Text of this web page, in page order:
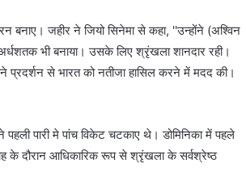
बनाए। जहीर ने जियो सिनेमा से कहा, ''उन्होंने (अश्विन
भी बनाया। उसके लिए श्रृंखला शानदार रही।
प्रदर्शन से भारत को नतीजा हासिल करने में मदद की।
पारी मे पांच विकेट चटकाए थे। डोमिनिका में पहले
के दौरान आधिकारिक रूप से श्रृंखला के सर्वश्रेष्ठ